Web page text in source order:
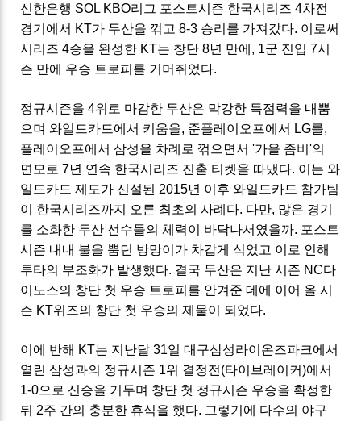
신한은행 SOL KBO리그 포스트시즌 한국시리즈 4차전
경기에서 KT가 두산을 꺾고 8-3 승리를 가져갔다. 이로써
시리즈 4승을 완성한 KT는 창단 8년 만에, 1군 진입 7시
즌 만에 우승 트로피를 거머쥐었다.
정규시즌을 4위로 마감한 두산은 막강한 득점력을 내뿜
으며 와일드카드에서 키움을, 준플레이오프에서 LG를,
플레이오프에서 삼성을 차례로 꺾으면서 '가을 좀비'의
면모로 7년 연속 한국시리즈 진출 티켓을 따냈다. 이는 와
일드카드 제도가 신설된 2015년 이후 와일드카드 참가팀
이 한국시리즈까지 오른 최초의 사례다. 다만, 많은 경기
를 소화한 두산 선수들의 체력이 바닥나서였을까. 포스트
시즌 내내 불을 뿜던 방망이가 차갑게 식었고 이로 인해
투타의 부조화가 발생했다. 결국 두산은 지난 시즌 NC다
이노스의 창단 첫 우승 트로피를 안겨준 데에 이어 올 시
즌 KT위즈의 창단 첫 우승의 제물이 되었다.
이에 반해 KT는 지난달 31일 대구삼성라이온즈파크에서
열린 삼성과의 정규시즌 1위 결정전(타이브레이커)에서
1-0으로 신승을 거두며 창단 첫 정규시즌 우승을 확정한
뒤 2주 간의 충분한 휴식을 했다. 그렇기에 다수의 야구